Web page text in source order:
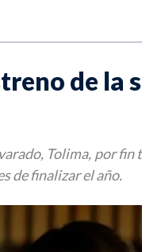
de la
Tolima, por fin
de finalizar el año.